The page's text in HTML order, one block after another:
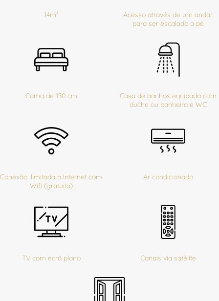
14m²
Acesso através de um andar
para ser escalado a pé
Cama de 150 cm
Casa de banhos equipada com
duche ou banheira e WC
Conexão ilimitada à Internet com
Wifi (gratuita)
Ar condicionado
TV com ecrã plano Canais via satélite